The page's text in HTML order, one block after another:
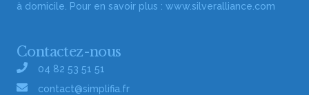
à domicile. Pour en savoir plus : www.silveralliance.com
Contactez-nous
04 82 53 51 51
contact@simplifia.fr